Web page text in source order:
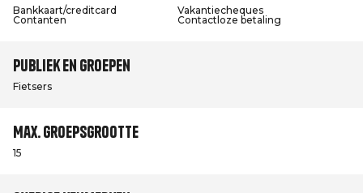
Bankkaart/creditcard
Vakantiecheques
Contanten
Contactloze betaling
Publiek en groepen
Fietsers
Max. groepsgrootte
15